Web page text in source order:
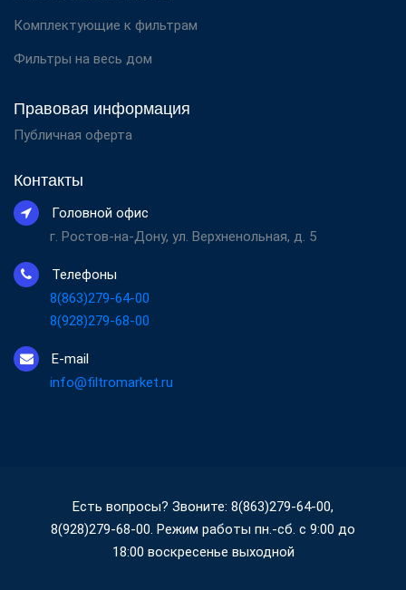
Комплектующие к фильтрам
Фильтры на весь дом
Правовая информация
Публичная оферта
Контакты
Головной офис
г. Ростов-на-Дону, ул. Верхненольная, д. 5
Телефоны
8(863)279-64-00
8(928)279-68-00
E-mail
info@filtromarket.ru
Есть вопросы? Звоните: 8(863)279-64-00,
8(928)279-68-00. Режим работы пн.-сб. с 9:00 до
18:00 воскресенье выходной